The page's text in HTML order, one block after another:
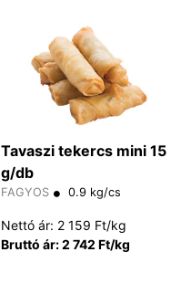
Tavaszi tekercs mini 15
g/db
FAGYOS 0.9 kg/cs
Nettó ár: 2 159 Ft/kg
Bruttó ár: 2 742 Ft/kg